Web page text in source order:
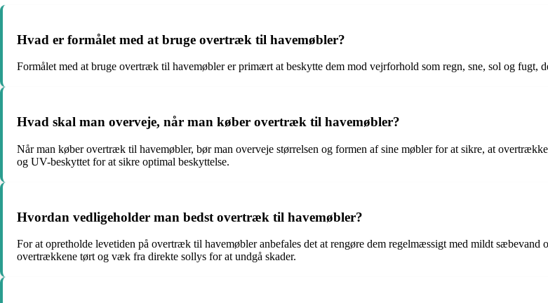
Hvad er formålet med at bruge overtræk til havemøbler?
Formålet med at bruge overtræk til havemøbler er primært at beskytte dem mod vejrforhold som regn, sne, sol og fugt,
Hvad skal man overveje, når man køber overtræk til havemøbler?
Når man køber overtræk til havemøbler, bør man overveje størrelsen og formen af sine møbler for at sikre, at
og UV-beskyttet for at sikre optimal beskyttelse.
Hvordan vedligeholder man bedst overtræk til havemøbler?
For at opretholde levetiden på overtræk til havemøbler anbefales det at rengøre dem regelmæssigt med mildt
overtrækkene tørt og væk fra direkte sollys for at undgå skader.